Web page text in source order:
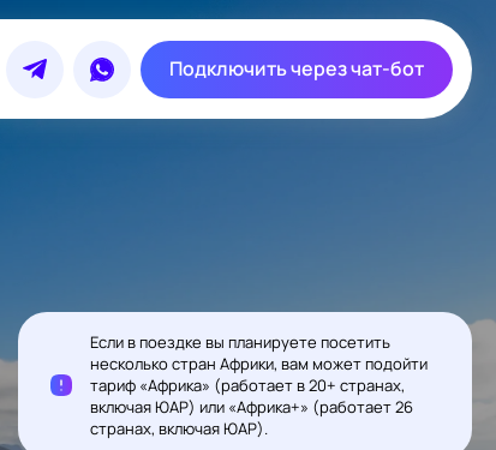
Подключить через чат-бот
Если в поездке вы планируете посетить
несколько стран Африки, вам может подойти
тариф «Африка» (работает в 20+ странах,
включая ЮАР) или «Африка+» (работает 26
странах, включая ЮАР).